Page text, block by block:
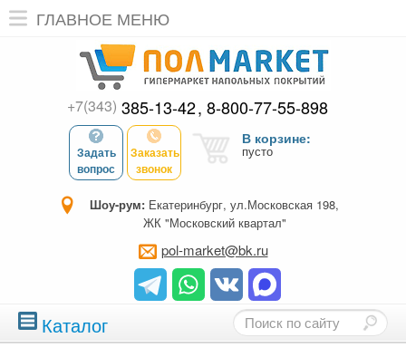
ГЛАВНОЕ МЕНЮ
+7(343) 385-13-42 8-800-77-55-898
Задать
вопрос
Заказать
звонок
В корзине:
пусто
Шоу-рум: Екатеринбург, ул.Московская 198,
ЖК "Московский квартал"
pol-market@bk.ru
Каталог